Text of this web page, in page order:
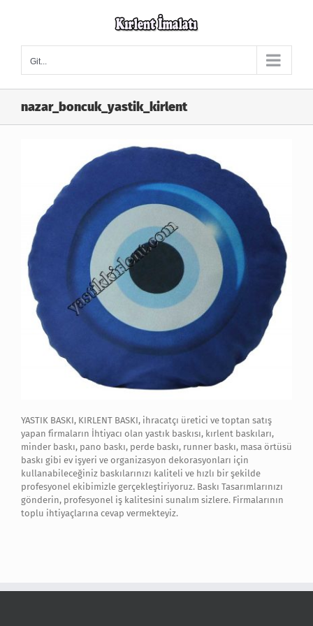
Git...
nazar_boncuk_yastik_kirlent
YASTIK BASKI, KIRLENT BASKI, ihracatçı üretici ve toptan satış
yapan firmaların İhtiyacı olan yastık baskısı, kırlent baskıları,
minder baskı, pano baskı, perde baskı, runner baskı, masa örtüsü
baskı gibi ev işyeri ve organizasyon dekorasyonları için
kullanabileceğiniz baskılarınızı kaliteli ve hızlı bir şekilde
profesyonel ekibimizle gerçekleştiriyoruz. Baskı Tasarımlarınızı
gönderin, profesyonel iş kalitesini sunalım sizlere. Firmalarının
toplu ihtiyaçlarına cevap vermekteyiz.